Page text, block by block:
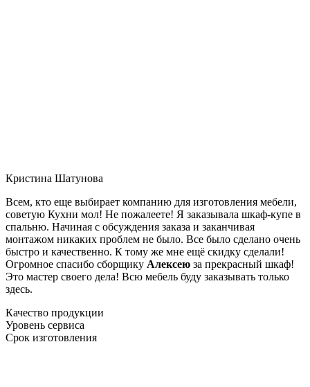
Кристина Шатунова
Всем, кто еще выбирает компанию для изготовления мебели,
советую Кухни мол! Не пожалеете! Я заказывала шкаф-купе в
спальню. Начиная с обсуждения заказа и заканчивая
монтажом никаких проблем не было. Все было сделано очень
быстро и качественно. К тому же мне ещё скидку сделали!
Огромное спасибо сборщику Алексею за прекрасный шкаф!
Это мастер своего дела! Всю мебель буду заказывать только
здесь.
Качество продукции
Уровень сервиса
Срок изготовления